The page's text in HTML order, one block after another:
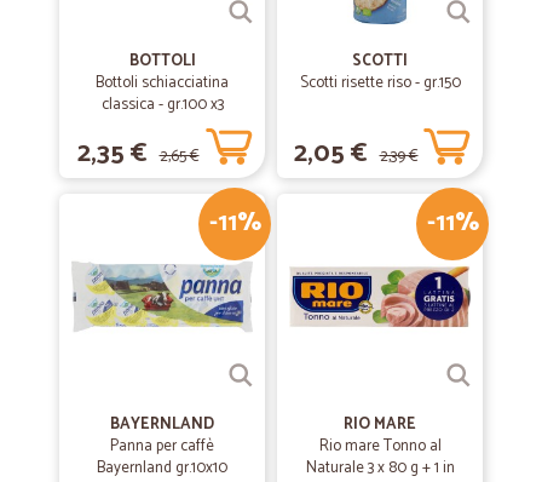
BOTTOLI
Bottoli schiacciatina
classica - gr.100 x3
2,35 € 2,65 €
SCOTTI
Scotti risette riso - gr.150
2,05 € 2,39 €
-11%
BAYERNLAND
Panna per caffè
Bayernland gr.10x10
-11%
RIO MARE
Rio mare Tonno al
Naturale 3 x 80 g + 1 in